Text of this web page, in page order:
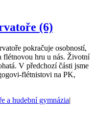
(6)
pokračuje osobností,
flétnovou hru u nás. Životní
V předchozí části jsme
flétnistovi na PK,
a hudební gymnázia|